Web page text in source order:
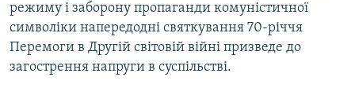
режиму і заборону пропаганди комуністичної
символіки напередодні святкування 70-річчя
Перемоги в Другій світовій війні призведе до
загострення напруги в суспільстві.